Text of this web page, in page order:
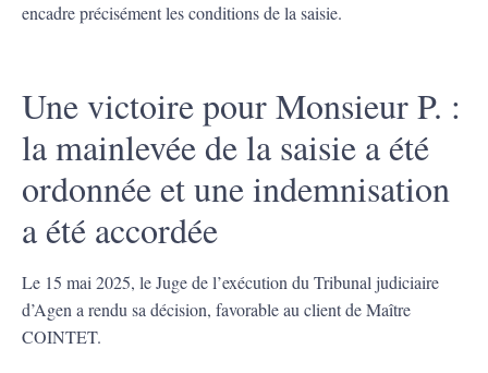
encadre précisément les conditions de la saisie.
Une victoire pour Monsieur P. :
la mainlevée de la saisie a été
ordonnée et une indemnisation
a été accordée
Le 15 mai 2025, le Juge de l’exécution du Tribunal judiciaire
d’Agen a rendu sa décision, favorable au client de Maître
COINTET.